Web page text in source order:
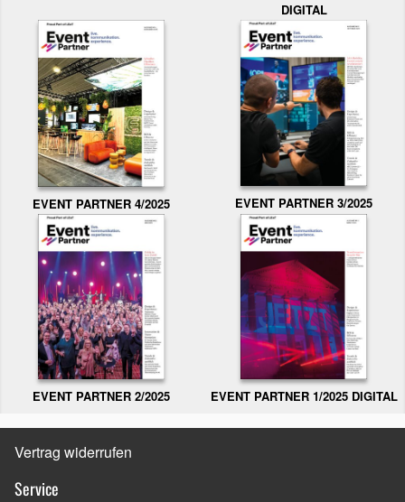
DIGITAL
EVENT PARTNER 4/2025 EVENT PARTNER 3/2025
EVENT PARTNER 2/2025 EVENT PARTNER 1/2025 DIGITAL
Vertrag widerrufen
Service